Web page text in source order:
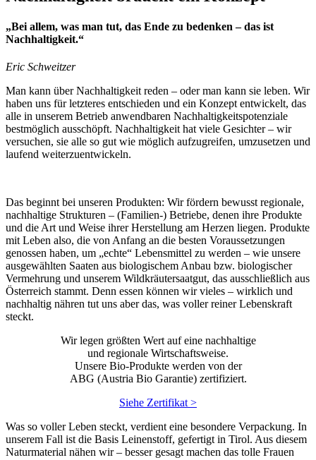
„Bei allem, was man tut, das Ende zu bedenken – das ist
Nachhaltigkeit.“
Eric Schweitzer
Man kann über Nachhaltigkeit reden – oder man kann sie leben. Wir
haben uns für letzteres entschieden und ein Konzept entwickelt, das
alle in unserem Betrieb anwendbaren Nachhaltigkeitspotenziale
bestmöglich ausschöpft. Nachhaltigkeit hat viele Gesichter – wir
versuchen, sie alle so gut wie möglich aufzugreifen, umzusetzen und
laufend weiterzuentwickeln.
Das beginnt bei unseren Produkten: Wir fördern bewusst regionale,
nachhaltige Strukturen – (Familien-) Betriebe, denen ihre Produkte
und die Art und Weise ihrer Herstellung am Herzen liegen. Produkte
mit Leben also, die von Anfang an die besten Voraussetzungen
genossen haben, um „echte“ Lebensmittel zu werden – wie unsere
ausgewählten Saaten aus biologischem Anbau bzw. biologischer
Vermehrung und unserem Wildkräutersaatgut, das ausschließlich aus
Österreich stammt. Denn essen können wir vieles – wirklich und
nachhaltig nähren tut uns aber das, was voller reiner Lebenskraft
steckt.
Wir legen größten Wert auf eine nachhaltige
und regionale Wirtschaftsweise.
Unsere Bio-Produkte werden von der
ABG (Austria Bio Garantie) zertifiziert.
Siehe Zertifikat >
Was so voller Leben steckt, verdient eine besondere Verpackung. In
unserem Fall ist die Basis Leinenstoff, gefertigt in Tirol. Aus diesem
Naturmaterial nähen wir – besser gesagt machen das tolle Frauen